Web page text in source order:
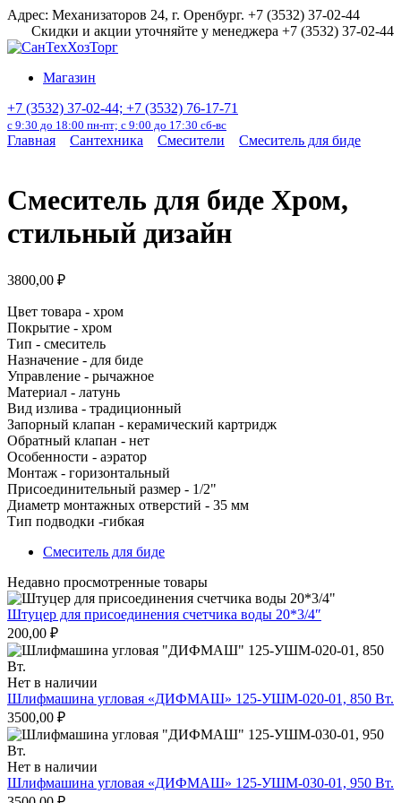
Перейти
содержанию
Адрес: Механизаторов 24, г. Оренбург. +7 (3532) 37-02-44
Скидки и акции уточняйте у менеджера +7 (3532) 37-02-44
Магазин
+7 (3532) 37-02-44; +7 (3532) 76-17-71
с 9:30 до 18:00 пн-пт; с 9:00 до 17:30 сб-вс
Главная Сантехника Смесители Смеситель для биде
Смеситель для биде Хром,
стильный дизайн
3800,00 ₽
Цвет товара - хром
Покрытие - хром
Тип - смеситель
Назначение - для биде
Управление - рычажное
Материал - латунь
Вид излива - традиционный
Запорный клапан - керамический картридж
Обратный клапан - нет
Особенности - аэратор
Монтаж - горизонтальный
Присоединительный размер - 1/2"
Диаметр монтажных отверстий - 35 мм
Тип подводки -гибкая
Смеситель для биде
Недавно просмотренные товары
Штуцер для присоединения счетчика воды 20*3/4″
200,00 ₽
Нет в наличии
Шлифмашина угловая «ДИФМАШ» 125-УШМ-020-01, 850 Вт.
3500,00 ₽
Нет в наличии
Шлифмашина угловая «ДИФМАШ» 125-УШМ-030-01, 950 Вт.